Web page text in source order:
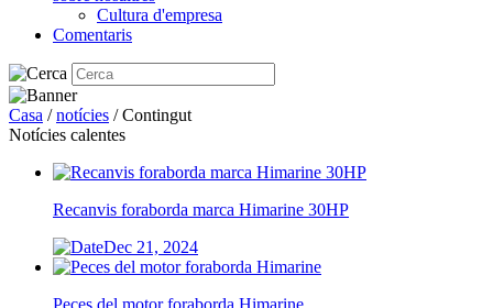
Cultura d'empresa
Comentaris
Casa /notícies / Contingut
Notícies calentes
Recanvis foraborda marca Himarine 30HP
Dec 21, 2024
Peces del motor foraborda Himarine